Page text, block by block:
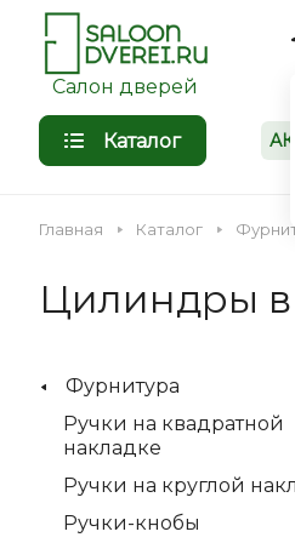
Салон дверей
Каталог
Главная Каталог
Цилиндры
Фурнитура
Ручки на квадратной
накладке
Ручки на круглой
Ручки-кнобы